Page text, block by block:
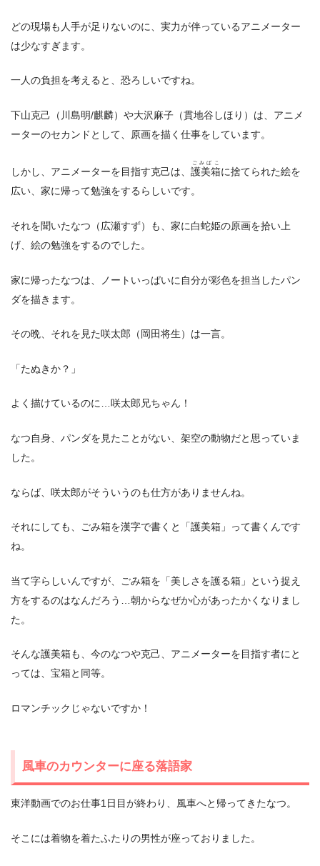
どの現場も人手が足りないのに、実力が伴っているアニメーター
は少なすぎます。
一人の負担を考えると、恐ろしいですね。
下山克己（川島明/麒麟）や大沢麻子（貫地谷しほり）は、アニメ
ーターのセカンドとして、原画を描く仕事をしています。
しかし、アニメーターを目指す克己は、 護美箱
ごみばこ
に捨てられた絵を
広い、家に帰って勉強をするらしいです。
それを聞いたなつ（広瀬すず）も、家に白蛇姫の原画を拾い上
げ、絵の勉強をするのでした。
家に帰ったなつは、ノートいっぱいに自分が彩色を担当したパン
ダを描きます。
その晩、それを見た咲太郎（岡田将生）は一言。
「たぬきか？」
よく描けているのに…咲太郎兄ちゃん！
なつ自身、パンダを見たことがない、架空の動物だと思っていま
した。
ならば、咲太郎がそういうのも仕方がありませんね。
それにしても、ごみ箱を漢字で書くと「護美箱」って書くんです
ね。
当て字らしいんですが、ごみ箱を「美しさを護る箱」という捉え
方をするのはなんだろう…朝からなぜか心があったかくなりまし
た。
そんな護美箱も、今のなつや克己、アニメーターを目指す者にと
っては、宝箱と同等。
ロマンチックじゃないですか！
風車のカウンターに座る落語家
東洋動画でのお仕事1日目が終わり、風車へと帰ってきたなつ。
そこには着物を着たふたりの男性が座っておりました。